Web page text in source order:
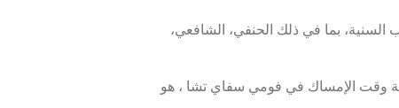
بما في ذلك الحنفي، الشافعي،
هو 18:24، ووقت الفجر، الذي يمثل نهاية وقت الإمساك في فومي سفاي تشا ، هو